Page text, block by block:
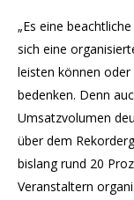
„Es eine
sich eine
leisten können oder
bedenken. Denn
Umsatzvolumen
über dem
bislang rund 20
Veranstaltern